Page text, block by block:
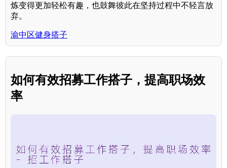
炼变得更加轻松有趣，也鼓舞彼此在坚持过程中不轻言放
弃。
渝中区健身搭子
如何有效招募工作搭子，提高职场效
率